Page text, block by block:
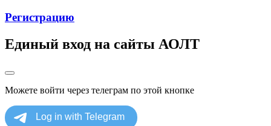
Регистрацию
Единый вход на сайты АОЛТ
Можете войти через телеграм по этой кнопке